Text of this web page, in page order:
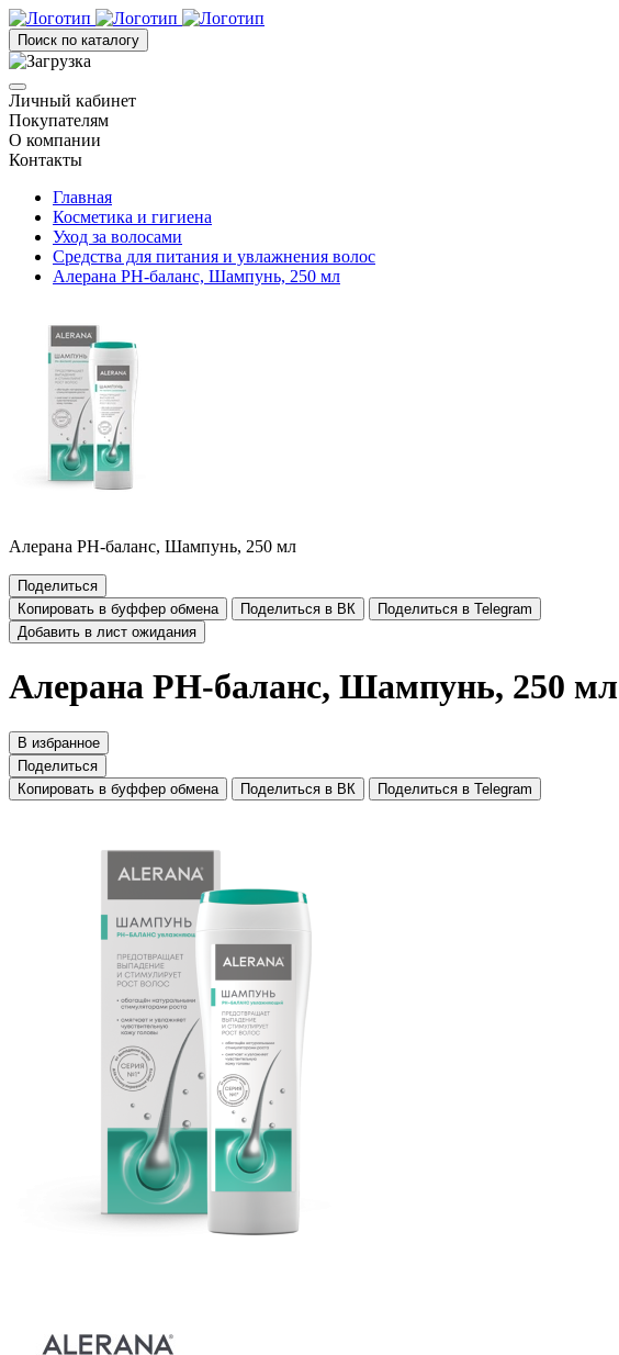
Поиск по каталогу
Личный кабинет
Покупателям
О компании
Контакты
Главная
Косметика и гигиена
Уход за волосами
Средства для питания и увлажнения волос
Алерана РН-баланс, Шампунь, 250 мл
Алерана РН-баланс, Шампунь, 250 мл
Поделиться
Копировать в буффер обмена
Поделиться в ВК
Поделиться в Telegram
Добавить в лист ожидания
Алерана РН-баланс, Шампунь, 250 мл
В избранное
Поделиться
Копировать в буффер обмена
Поделиться в ВК Поделиться в Telegram